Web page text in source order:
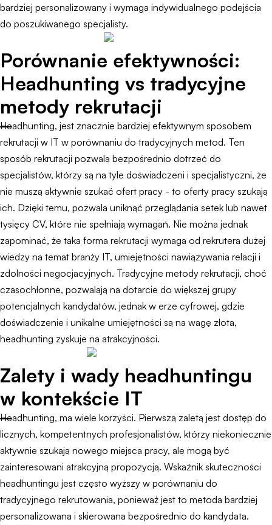
bardziej personalizowany i wymaga indywidualnego podejścia
do poszukiwanego specjalisty.
Porównanie efektywności:
Headhunting vs tradycyjne
metody rekrutacji
Headhunting, jest znacznie bardziej efektywnym sposobem
rekrutacji w IT w porównaniu do tradycyjnych metod. Ten
sposób rekrutacji pozwala bezpośrednio dotrzeć do
specjalistów, którzy są na tyle doświadczeni i specjalistyczni, że
nie muszą aktywnie szukać ofert pracy - to oferty pracy szukają
ich. Dzięki temu, pozwala uniknąć przeglądania setek lub nawet
tysięcy CV, które nie spełniają wymagań. Nie można jednak
zapominać, że taka forma rekrutacji wymaga od rekrutera dużej
wiedzy na temat branży IT, umiejętności nawiązywania relacji i
zdolności negocjacyjnych. Tradycyjne metody rekrutacji, choć
czasochłonne, pozwalają na dotarcie do większej grupy
potencjalnych kandydatów, jednak w erze cyfrowej, gdzie
doświadczenie i unikalne umiejętności są na wagę złota,
headhunting zyskuje na atrakcyjności.
Zalety i wady headhuntingu
w kontekście IT
Headhunting, ma wiele korzyści. Pierwszą zaletą jest dostęp do
licznych, kompetentnych profesjonalistów, którzy niekoniecznie
aktywnie szukają nowego miejsca pracy, ale mogą być
zainteresowani atrakcyjną propozycją. Wskaźnik skuteczności
headhuntingu jest często wyższy w porównaniu do
tradycyjnego rekrutowania, ponieważ jest to metoda bardziej
personalizowana i skierowana bezpośrednio do kandydata.